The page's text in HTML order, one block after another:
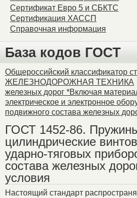
Сертификат Евро 5 и СБКТС
Сертификация ХАССП
Справочная информация
База кодов ГОСТ
Общероссийский классификатор
ЖЕЛЕЗНОДОРОЖНАЯ ТЕХНИКА
железных дорог *Включая
электрическое и электронное
подвижного состава железных
ГОСТ 1452-86.
цилиндрические
ударно-тяговых
состава железных
условия
Настоящий стандарт